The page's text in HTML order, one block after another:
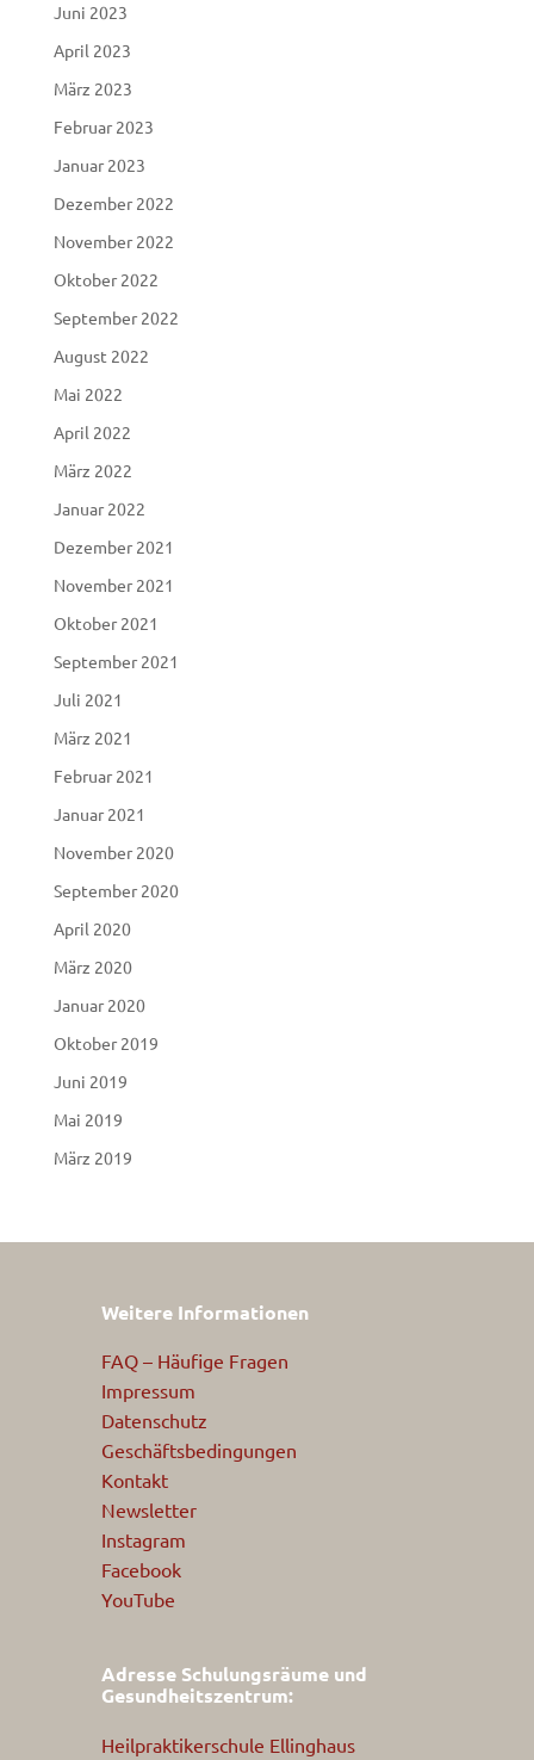
Juni 2023
April 2023
März 2023
Februar 2023
Januar 2023
Dezember 2022
November 2022
Oktober 2022
September 2022
August 2022
Mai 2022
April 2022
März 2022
Januar 2022
Dezember 2021
November 2021
Oktober 2021
September 2021
Juli 2021
März 2021
Februar 2021
Januar 2021
November 2020
September 2020
April 2020
März 2020
Januar 2020
Oktober 2019
Juni 2019
Mai 2019
März 2019
Weitere Informationen
FAQ – Häufige Fragen
Impressum
Datenschutz
Geschäftsbedingungen
Kontakt
Newsletter
Instagram
Facebook
YouTube
Adresse Schulungsräume und
Gesundheitszentrum:
Heilpraktikerschule Ellinghaus